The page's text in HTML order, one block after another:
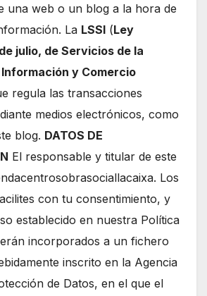
una web o un blog a la hora de
La LSSI (Ley
julio, de Servicios de la
y Comercio
regula las transacciones
medios electrónicos, como
blog. DATOS DE
El responsable y titular de este
Los
con tu consentimiento, y
establecido en nuestra Política
incorporados a un fichero
inscrito en la Agencia
de Datos, en el que el